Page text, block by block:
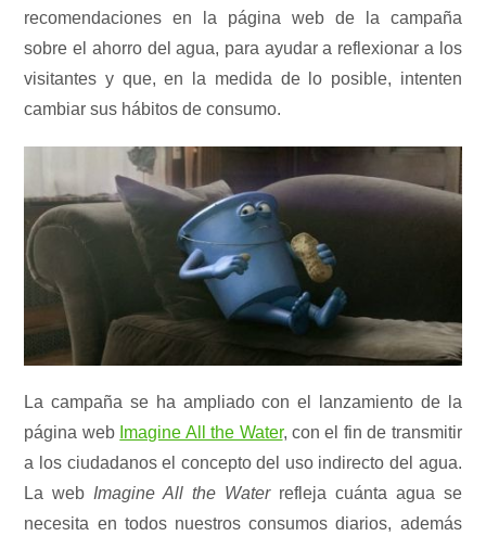
recomendaciones en la página web de la campaña
sobre el ahorro del agua, para ayudar a reflexionar a los
visitantes y que, en la medida de lo posible, intenten
cambiar sus hábitos de consumo.
La campaña se ha ampliado con el lanzamiento de la
página web Imagine All the Water, con el fin de transmitir
a los ciudadanos el concepto del uso indirecto del agua.
La web Imagine All the Waterrefleja cuánta agua se
necesita en todos nuestros consumos diarios, además